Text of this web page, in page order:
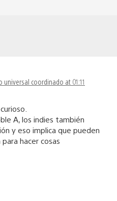
coordinado at 01:11
A, los indies también
y eso implica que pueden
hacer cosas